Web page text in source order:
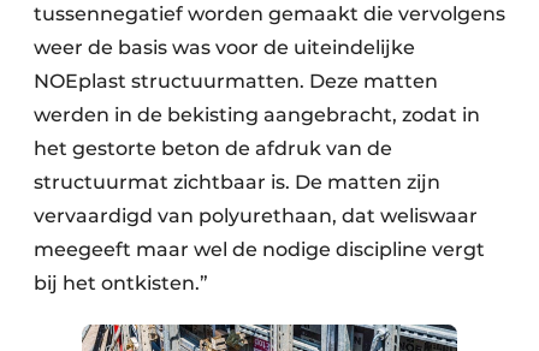
tussennegatief worden gemaakt die vervolgens
weer de basis was voor de uiteindelijke
NOEplast structuurmatten. Deze matten
werden in de bekisting aangebracht, zodat in
het gestorte beton de afdruk van de
structuurmat zichtbaar is. De matten zijn
vervaardigd van polyurethaan, dat weliswaar
meegeeft maar wel de nodige discipline vergt
bij het ontkisten.”